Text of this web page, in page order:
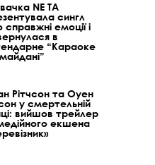
NE TA
сингл
справжні емоції і
в
“Караоке
Рітчсон та Оуен
у смертельній
вийшов трейлер
екшена